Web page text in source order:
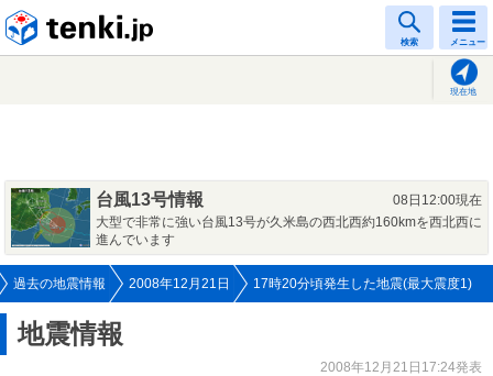
検索 メニュー
現在地
台風13号情報
08日12:00現在
大型で非常に強い台風13号が久米島の西北西約160kmを西北西に
進んでいます
過去の地震情報 2008年12月21日 17時20分頃発生した地震(最大震度1)
地震情報
2008年12月21日17:24発表